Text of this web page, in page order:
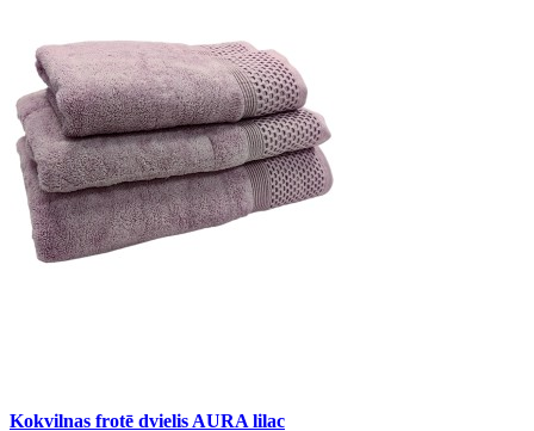
Kokvilnas frotē dvielis AURA lilac